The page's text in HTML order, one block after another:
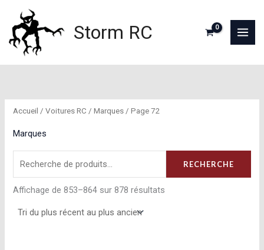
contenu
Storm RC
Accueil /Voitures RC /Marques / Page 72
Marques
RECHERCHE
Affichage de 853–864 sur 878 résultats